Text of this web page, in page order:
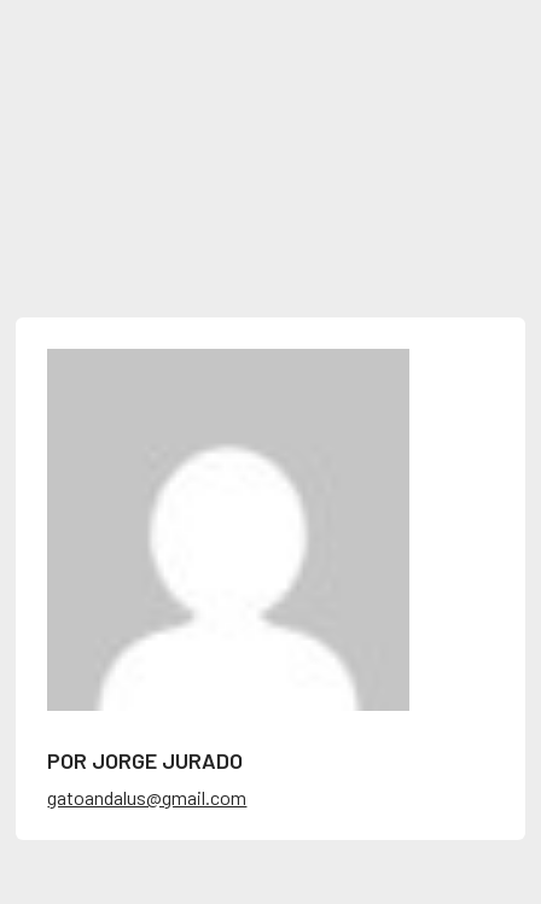
POR JORGE JURADO
gatoandalus@gmail.com